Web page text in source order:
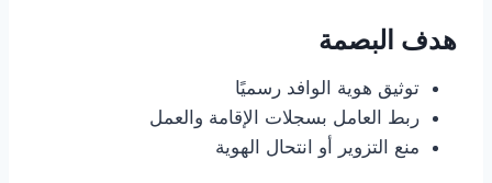
هدف البصمة
توثيق هوية الوافد رسميًا
ربط العامل بسجلات الإقامة والعمل
منع التزوير أو انتحال الهوية